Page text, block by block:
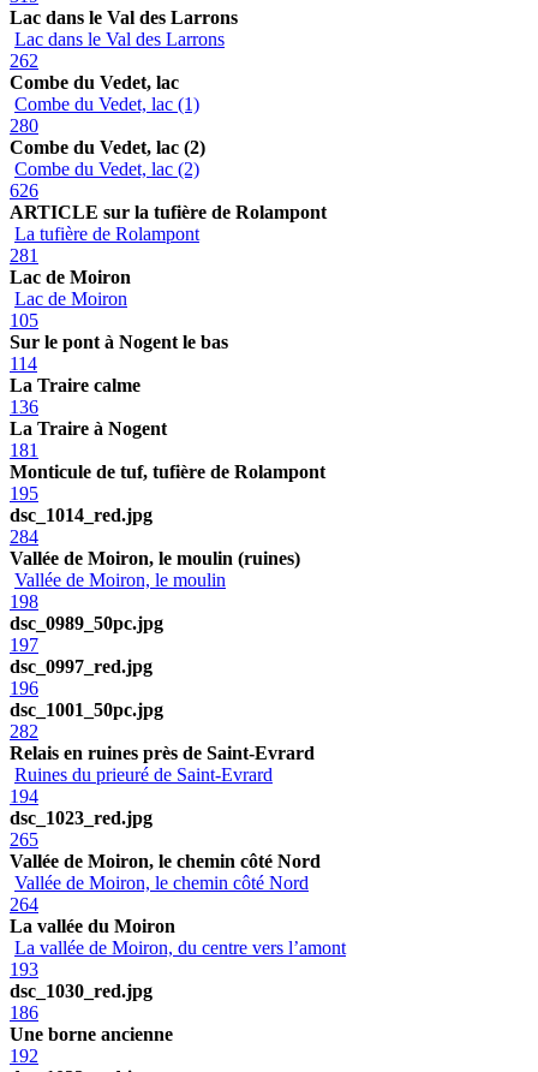
Lac dans le Val des Larrons
Lac dans le Val des Larrons
262
Combe du Vedet, lac
Combe du Vedet, lac (1)
280
Combe du Vedet, lac (2)
Combe du Vedet, lac (2)
626
ARTICLE sur la tufière de Rolampont
La tufière de Rolampont
281
Lac de Moiron
Lac de Moiron
105
Sur le pont à Nogent le bas
114
La Traire calme
136
La Traire à Nogent
181
Monticule de tuf, tufière de Rolampont
195
dsc_1014_red.jpg
284
Vallée de Moiron, le moulin (ruines)
Vallée de Moiron, le moulin
198
dsc_0989_50pc.jpg
197
dsc_0997_red.jpg
196
dsc_1001_50pc.jpg
282
Relais en ruines près de Saint-Evrard
Ruines du prieuré de Saint-Evrard
194
dsc_1023_red.jpg
265
Vallée de Moiron, le chemin côté Nord
Vallée de Moiron, le chemin côté Nord
264
La vallée du Moiron
La vallée de Moiron, du centre vers l’amont
193
dsc_1030_red.jpg
186
Une borne ancienne
192